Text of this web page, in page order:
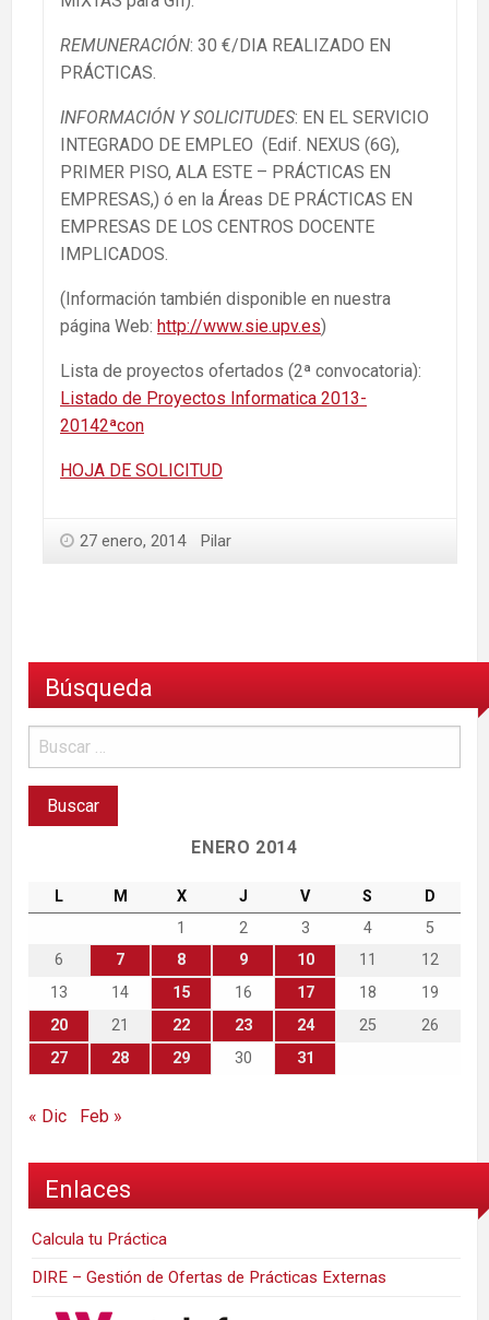
REMUNERACIÓN: 30 €/DIA REALIZADO EN
PRÁCTICAS.
INFORMACIÓN Y SOLICITUDES: EN EL SERVICIO
INTEGRADO DE EMPLEO (Edif. NEXUS (6G),
PRIMER PISO, ALA ESTE – PRÁCTICAS EN
EMPRESAS,) ó en la Áreas DE PRÁCTICAS EN
EMPRESAS DE LOS CENTROS DOCENTE
IMPLICADOS.
(Información también disponible en nuestra
página Web: http://www.sie.upv.es)
Lista de proyectos ofertados (2ª convocatoria):
Listado de Proyectos Informatica 2013-
20142ªcon
HOJA DE SOLICITUD
27 enero, 2014 Pilar
Búsqueda
ENERO 2014
L M X J V S
D
1
2 3 4
5
6
7 8 9 10 11
12
13
14 15 16 17 18
19
20
21 22 23 24 25
26
27
28 29 30 31
« Dic Feb »
Enlaces
Calcula tu Práctica
DIRE – Gestión de Ofertas de Prácticas Externas